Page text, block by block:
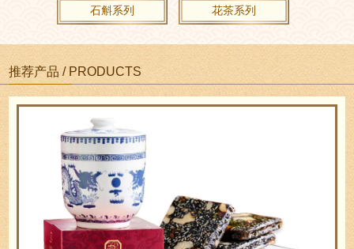
石斛系列 花茶系列
推荐产品 / PRODUCTS